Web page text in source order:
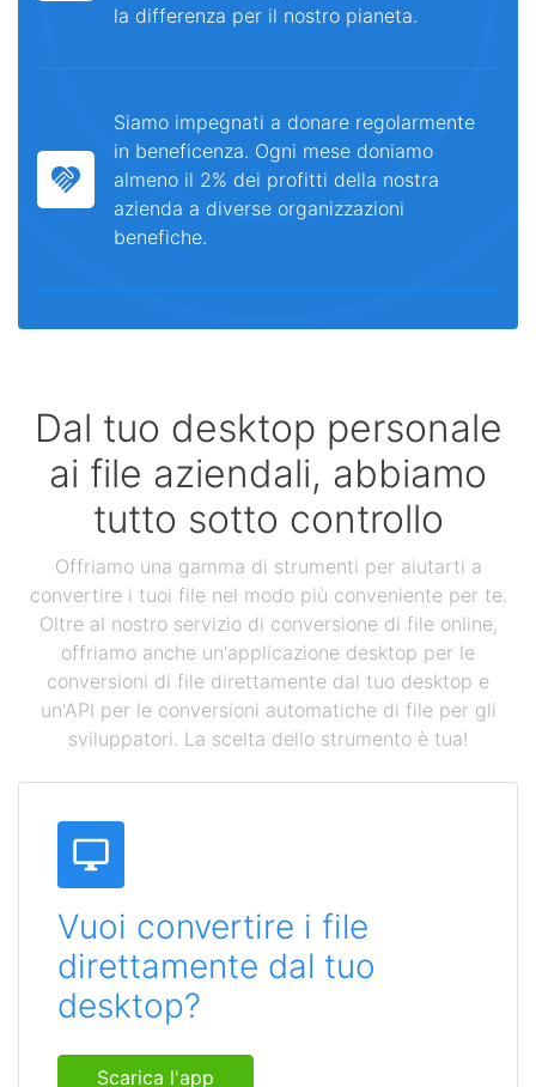
la differenza per il nostro pianeta.
Siamo impegnati a donare regolarmente
in beneficenza. Ogni mese doniamo
almeno il 2% dei profitti della nostra
azienda a diverse organizzazioni
benefiche.
Dal tuo desktop personale
ai file aziendali, abbiamo
tutto sotto controllo
Offriamo una gamma di strumenti per aiutarti a
convertire i tuoi file nel modo più conveniente per te.
Oltre al nostro servizio di conversione di file online,
offriamo anche un'applicazione desktop per le
conversioni di file direttamente dal tuo desktop e
un'API per le conversioni automatiche di file per gli
sviluppatori. La scelta dello strumento è tua!
Vuoi convertire i file
direttamente dal tuo
desktop?
Scarica l'app